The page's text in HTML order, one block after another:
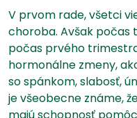
V prvom rade, všetci
choroba. Avšak
počas prvého
hormonálne zmeny,
so spánkom, slabosť,
je všeobecne známe,